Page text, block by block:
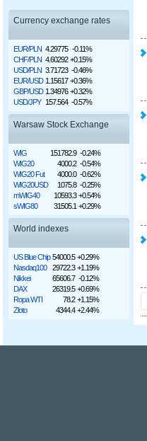
Currency exchange rates
EUR/PLN 4.29775 -0.11%
CHF/PLN 4.60292 +0.15%
USD/PLN 3.71723 -0.46%
EUR/USD 1.15617 +0.36%
GBP/USD 1.34976 +0.32%
USD/JPY 157.564 -0.57%
Warsaw Stock Exchange
WIG 151782.9 -0.24%
WIG20
4000.2 -0.54%
WIG20 Fut
4000.0 -0.62%
WIG20USD
1075.8 -0.25%
mWIG40
10593.3 +0.54%
sWIG80
31505.1 +0.29%
World indexes
US Blue Chip 54000.5 +0.29%
Nasdaq100
29722.3 +1.19%
Nikkei
65606.7 -0.12%
DAX
26319.5 +0.69%
Ropa WTI
78.2 +1.15%
Złoto
4344.4 +2.44%